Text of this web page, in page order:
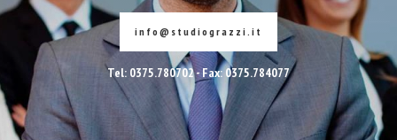
info@studiograzzi.it
Tel: 0375.780702 - Fax: 0375.784077